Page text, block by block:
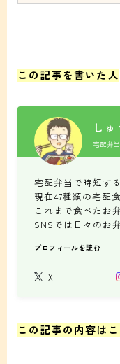
この記事を書いた人
し
宅配弁
宅配弁当で時短す
現在47種類の宅配
これまで食べたお
SNSでは日々のお
プロフィールを読む
X
この記事の内容はこ